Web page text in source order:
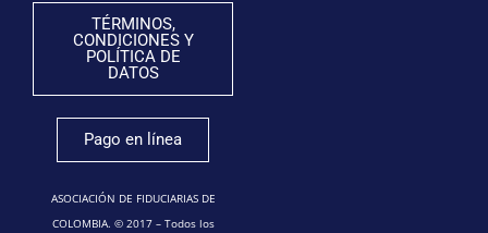
TÉRMINOS,
CONDICIONES Y
POLÍTICA DE
DATOS
Pago en línea
ASOCIACIÓN DE FIDUCIARIAS DE
COLOMBIA. © 2017 – Todos los